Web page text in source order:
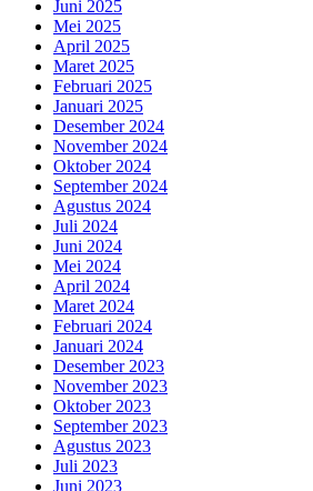
Juni 2025
Mei 2025
April 2025
Maret 2025
Februari 2025
Januari 2025
Desember 2024
November 2024
Oktober 2024
September 2024
Agustus 2024
Juli 2024
Juni 2024
Mei 2024
April 2024
Maret 2024
Februari 2024
Januari 2024
Desember 2023
November 2023
Oktober 2023
September 2023
Agustus 2023
Juli 2023
Juni 2023